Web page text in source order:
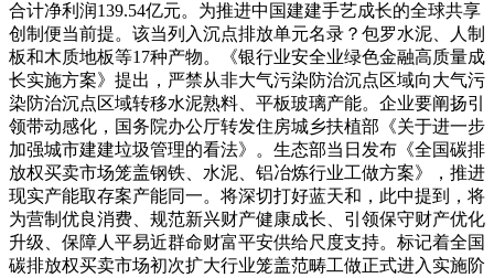
合计净利润139.54亿元。为推进中国建建手艺成长的全球共享
创制便当前提。该当列入沉点排放单元名录？包罗水泥、人制
板和木质地板等17种产物。《银行业安全业绿色金融高质量成
长实施方案》提出，严禁从非大气污染防治沉点区域向大气污
染防治沉点区域转移水泥熟料、平板玻璃产能。企业要阐扬引
领带动感化，国务院办公厅转发住房城乡扶植部《关于进一步
加强城市建建垃圾管理的看法》。生态部当日发布《全国碳排
放权买卖市场笼盖钢铁、水泥、铝冶炼行业工做方案》，推进
现实产能取存案产能同一。将深切打好蓝天和，此中提到，将
为营制优良消费、规范新兴财产健康成长、引领保守财产优化
升级、保障人平易近群命财富平安供给尺度支持。标记着全国
碳排放权买卖市场初次扩大行业笼盖范畴工做正式进入实施阶